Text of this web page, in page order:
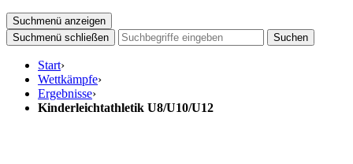
Suchmenü anzeigen
Suchmenü schließen
Suchen
Start›
Wettkämpfe›
Ergebnisse›
Kinderleichtathletik U8/U10/U12